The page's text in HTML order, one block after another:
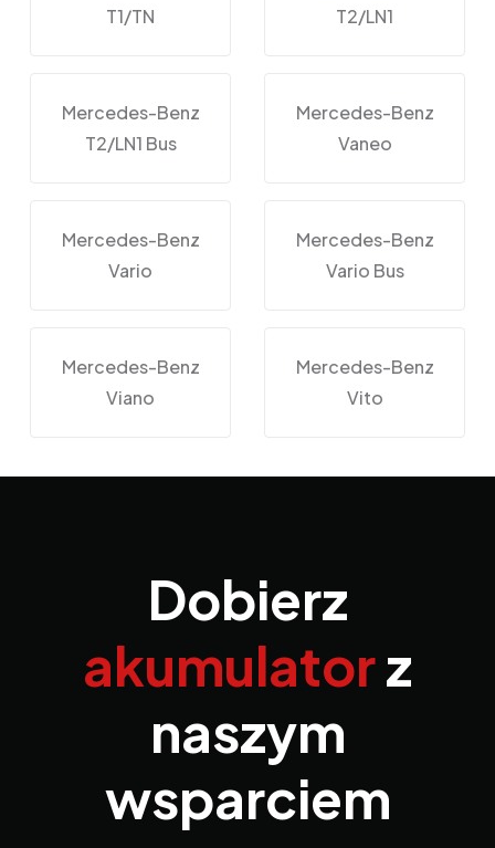
T1/TN
T2/LN1
Mercedes-Benz
T2/LN1 Bus
Mercedes-Benz
Vaneo
Mercedes-Benz
Vario
Mercedes-Benz
Vario Bus
Mercedes-Benz
Viano
Mercedes-Benz
Vito
Dobierz
akumulatorz
naszym
wsparciem